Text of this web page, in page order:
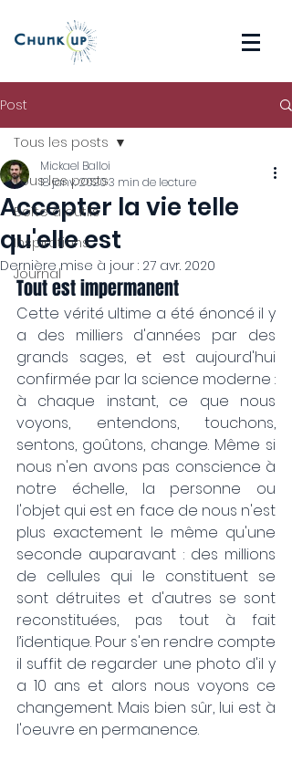
Post
Tous les posts
Boîte à outils
Inspirations
Journal
Tous les posts
Accepter la vie telle
qu'elle est
Mickael Balloi
18 janv. 20203 min de lecture
Dernière mise à jour : 27 avr. 2020
Tout est impermanent
Cette vérité ultime a été énoncé il y
a des milliers d'années par des
grands sages, et est aujourd'hui
confirmée par la science moderne :
à chaque instant, ce que nous
voyons, entendons, touchons,
sentons, goûtons, change. Même si
nous n'en avons pas conscience à
notre échelle, la personne ou
l'objet qui est en face de nous n'est
plus exactement le même qu'une
seconde auparavant : des millions
de cellules qui le constituent se
sont détruites et d'autres se sont
reconstituées, pas tout à fait
l’identique. Pour s'en rendre compte
il suffit de regarder une photo d'il y
a 10 ans et alors nous voyons ce
changement. Mais bien sûr, lui est à
l'oeuvre en permanence.